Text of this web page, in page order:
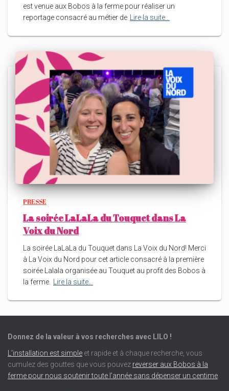
est venue aux Bobos à la ferme pour réaliser un
reportage consacré au métier de Lire la suite…
PRESSE
La soirée LaLaLa du Touquet dans La
Voix du Nord
La soirée LaLaLa du Touquet dans La Voix du Nord! Merci
à La Voix du Nord pour cet article consacré à la première
soirée Lalala organisée au Touquet au profit des Bobos à
la ferme.
Lire la suite…
Donnez de la valeur à vos recherches avec LILO !
L’installation est simple et rapide et à chaque recherche, vous
cumulez des gouttes que vous pouvez reverser aux Bobos à la
ferme pour nous soutenir toute l’année sans dépenser un centime